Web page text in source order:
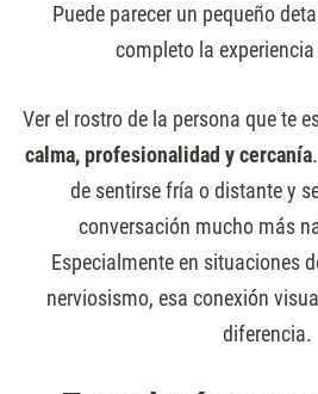
Puede parecer un pequeño
completo la
Ver el rostro de la persona que te
calma, profesionalidad y cercanía
de sentirse fría o distante y
conversación mucho más
Especialmente en situaciones
nerviosismo, esa conexión
diferencia.